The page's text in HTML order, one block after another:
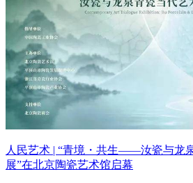
人民艺术 | “青境・共生——汝瓷与龙
展”在北京陶瓷艺术馆启幕